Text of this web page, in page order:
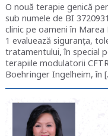
O nouă terapie genică
sub numele de BI
clinic pe oameni în Marea
1 evaluează siguranța,
tratamentului, în special
terapiile modulatorii
Boehringer Ingelheim, în